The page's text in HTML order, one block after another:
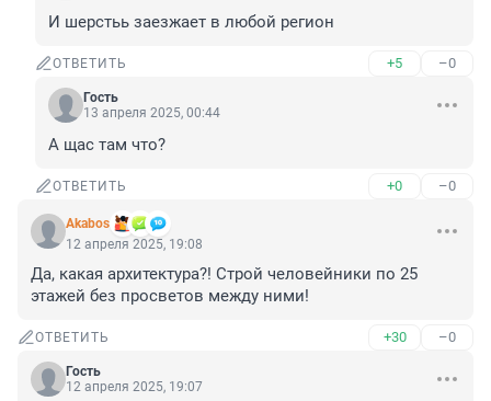
И шерстьь заезжает в любой регион
ОТВЕТИТЬ +5 –0
Гость
13 апреля 2025, 00:44
А щас там что?
ОТВЕТИТЬ +0 –0
Akabos
12 апреля 2025, 19:08
Да, какая архитектура?! Строй человейники по 25
этажей без просветов между ними!
ОТВЕТИТЬ +30 –0
Гость
12 апреля 2025, 19:07